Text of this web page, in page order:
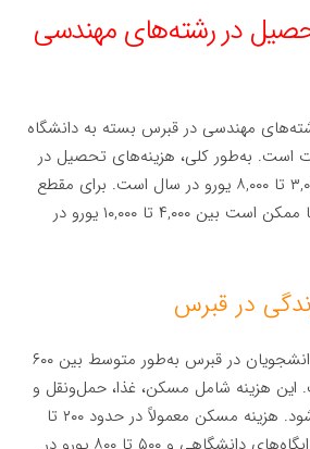
در رشته‌های مهندسی
مهندسی در قبرس بسته به دانشگاه
است. به‌طور کلی، هزینه‌های تحصیل در
مقطع کارشناسی بین ۳,۰۰۰ تا ۸,۰۰۰ یورو در سال است. برای مقطع
کارشناسی ارشد، هزینه‌ها ممکن است بین ۴,۰۰۰ تا ۱۰,۰۰۰ یورو در
هزینه‌های زندگی برای دانشجویان در قبرس به‌طور متوسط بین ۶۰۰
است. این هزینه شامل مسکن، غذا، حمل‌ونقل و
سایر مخارج روزمره می‌شود. هزینه مسکن معمولاً در حدود ۲۰۰ تا